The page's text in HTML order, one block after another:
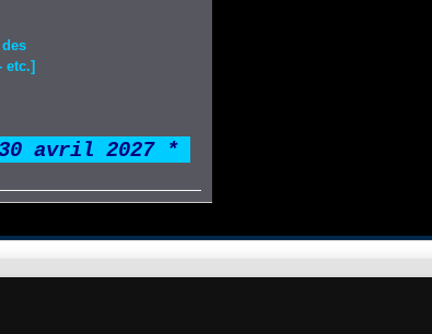
etc.]
avril 2027 **